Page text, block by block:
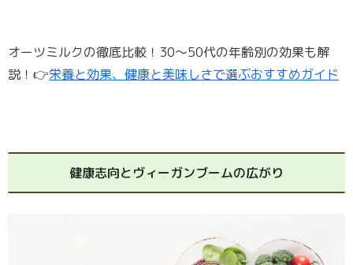
オーツミルクの徹底比較！30〜50代の年齢別の効果も解
説！👉栄養と効果、健康と美味しさで選ぶおすすめガイド
健康志向とヴィーガンブームの広がり